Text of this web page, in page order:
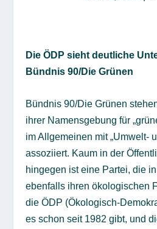
Die ÖDP sieht deutliche
Bündnis 90/Die Grünen
Bündnis 90/Die Grünen
ihrer Namensgebung für
im Allgemeinen mit „Umwelt-
assoziiert. Kaum in der
hingegen ist eine Partei, die
ebenfalls ihren ökologischen
die ÖDP (Ökologisch-
es schon seit 1982 gibt, und